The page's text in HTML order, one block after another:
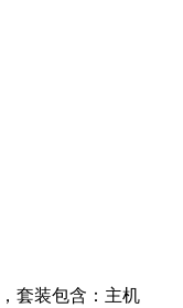
，套装包含：主机